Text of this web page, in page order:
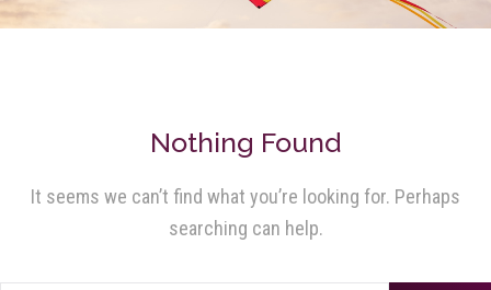
Nothing Found
It seems we can’t find what you’re looking for. Perhaps
searching can help.